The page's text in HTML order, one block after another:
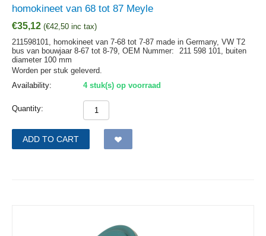
homokineet van 68 tot 87 Meyle
€35,12 (€42,50 inc tax)
211598101, homokineet van 7-68 tot 7-87 made in Germany, VW T2
bus van bouwjaar 8-67 tot 8-79, OEM Nummer:
211 598 101, buiten
diameter 100 mm
Worden per stuk geleverd.
Availability:
4 stuk(s) op voorraad
Quantity:
ADD TO CART